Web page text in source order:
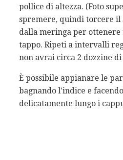
pollice di altezza. (Foto
spremere, quindi torcere il
dalla meringa per
tappo. Ripeti a intervalli
non avrai circa 2 dozzine
È possibile appianare le
bagnando l'indice e
delicatamente lungo i